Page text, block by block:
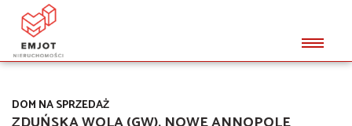
DOM NA SPRZEDAŻ